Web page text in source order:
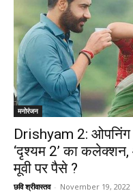
मनोरंजन
Drishyam 2: ओपनिंग
‘दृश्यम 2’ का कलेक्शन,
मूवी पर पैसे ?
छवि श्रीवास्तव - November 19, 2022